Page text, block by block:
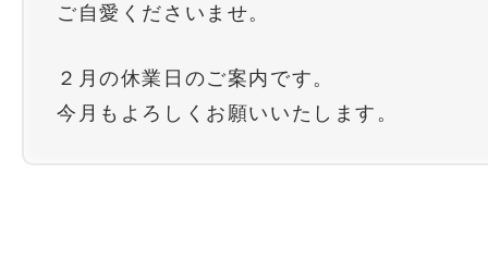
ご自愛くださいませ。
２月の休業日のご案内です。
今月もよろしくお願いいたします。